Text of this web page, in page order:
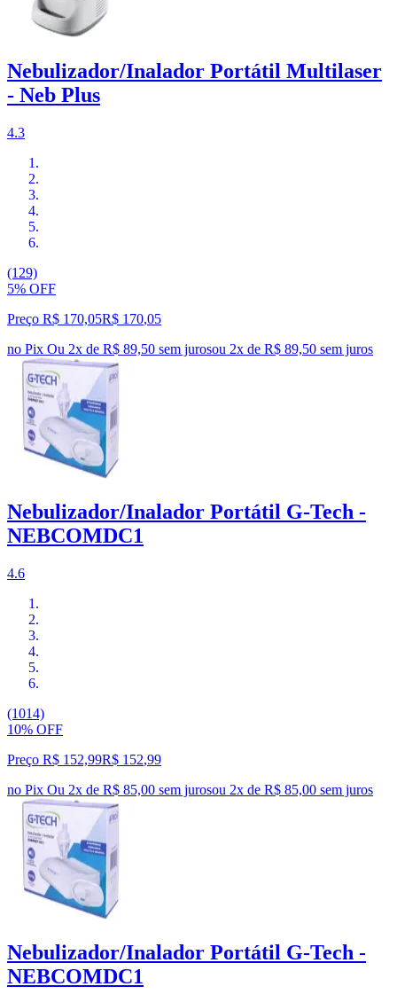
Nebulizador/Inalador Portátil Multilaser
- Neb Plus
4.3
(129)
5% OFF
Preço R$ 170,05R$ 170,05
no Pix Ou 2x de R$ 89,50 sem jurosou 2x de R$ 89,50 sem juros
Nebulizador/Inalador Portátil G-Tech -
NEBCOMDC1
4.6
(1014)
10% OFF
Preço R$ 152,99R$ 152,99
no Pix Ou 2x de R$ 85,00 sem jurosou 2x de R$ 85,00 sem juros
Nebulizador/Inalador Portátil G-Tech -
NEBCOMDC1